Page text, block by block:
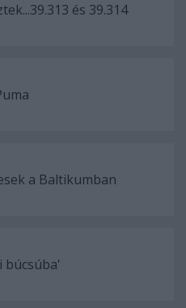
és 39.314
a Baltikumban
búcsúba'